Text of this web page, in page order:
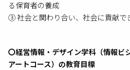
る保育者の養成
③ 社会と関わり合い、社会に貢献で
〇経営情報・デザイン学科（情報ビ
アートコース）の教育目標